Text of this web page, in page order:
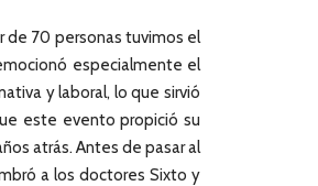
de 70 personas tuvimos el
especialmente el
y laboral, lo que sirvió
este evento propició su
atrás. Antes de pasar al
a los doctores Sixto y